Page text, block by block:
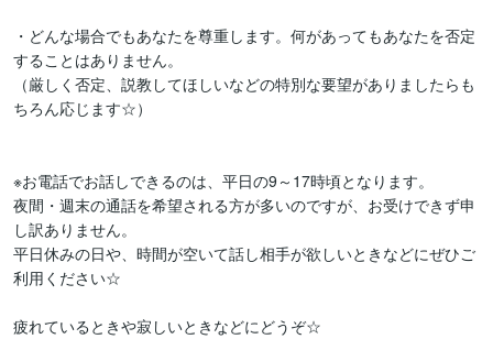
・どんな場合でもあなたを尊重します。何があってもあなたを否定
することはありません。
（厳しく否定、説教してほしいなどの特別な要望がありましたらも
ちろん応じます☆）
※お電話でお話しできるのは、平日の9～17時頃となります。
夜間・週末の通話を希望される方が多いのですが、お受けできず申
し訳ありません。
平日休みの日や、時間が空いて話し相手が欲しいときなどにぜひご
利用ください☆
疲れているときや寂しいときなどにどうぞ☆